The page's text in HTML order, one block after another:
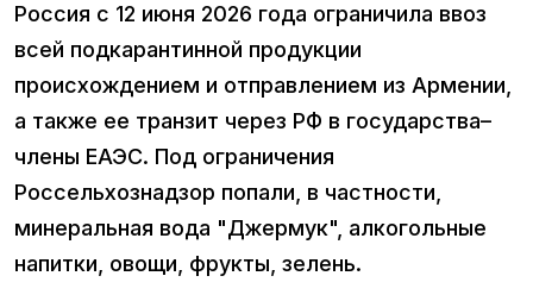
Россия с 12 июня 2026 года ограничила ввоз
всей подкарантинной продукции
происхождением и отправлением из Армении,
а также ее транзит через РФ в государства–
члены ЕАЭС. Под ограничения
Россельхознадзор попали, в частности,
минеральная вода "Джермук", алкогольные
напитки, овощи, фрукты, зелень.